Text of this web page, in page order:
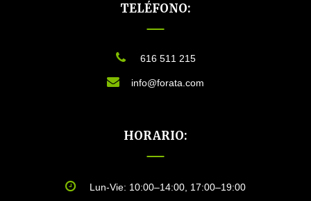
TELÉFONO:
616 511 215
info@forata.com
HORARIO:
Lun-Vie: 10:00–14:00, 17:00–19:00